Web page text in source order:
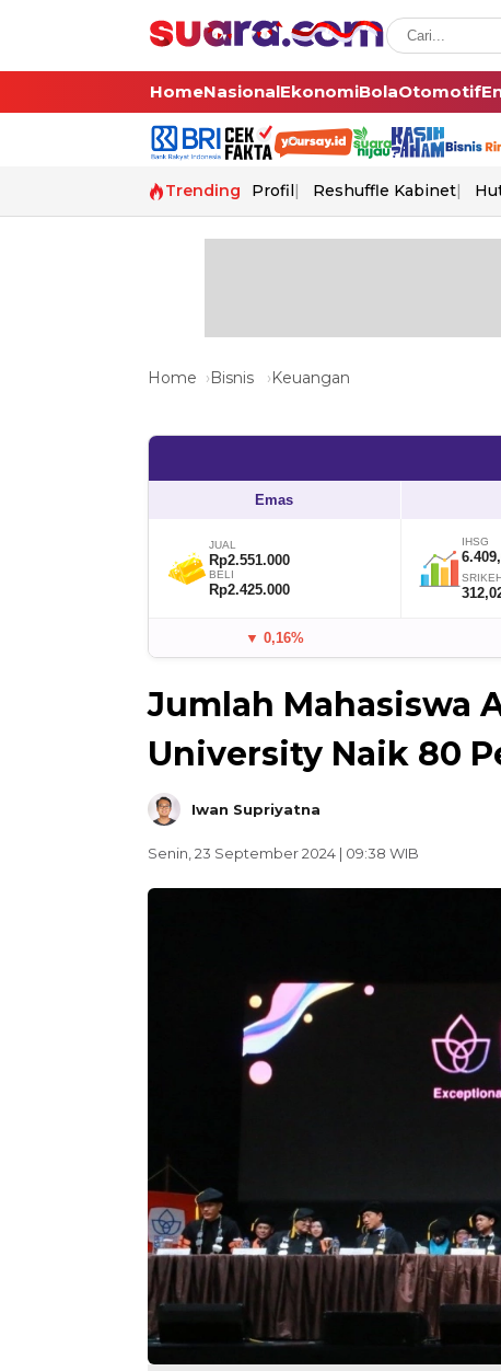
HomeNasionalEkonomiBolaOtomotif
Trending Profil Reshuffle Kabinet
Home Bisnis Keuangan
Emas
JUAL
Rp2.551.000
BELI
Rp2.425.000
IHSG
▼ 0,16%
Jumlah Mahasiswa
University Naik 80
Iwan Supriyatna
Senin, 23 September 2024 | 09:38 WIB